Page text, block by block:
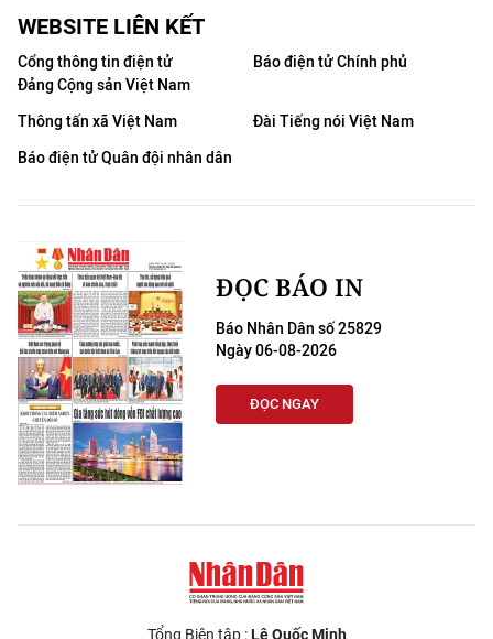
WEBSITE LIÊN KẾT
Cổng thông tin điện tử
Đảng Cộng sản Việt Nam
Báo điện tử Chính phủ
Thông tấn xã Việt Nam
Đài Tiếng nói Việt Nam
Báo điện tử Quân đội nhân dân
ĐỌC BÁO IN
Báo Nhân Dân số 25829
Ngày 06-08-2026
ĐỌC NGAY
Tổng Biên tập :Lê Quốc Minh